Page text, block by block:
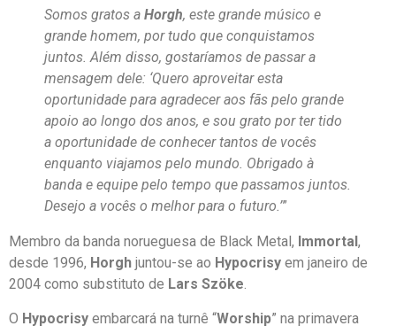
Somos gratos a Horgh, este grande músico e
grande homem, por tudo que conquistamos
juntos. Além disso, gostaríamos de passar a
mensagem dele: ‘Quero aproveitar esta
oportunidade para agradecer aos fãs pelo grande
apoio ao longo dos anos, e sou grato por ter tido
a oportunidade de conhecer tantos de vocês
enquanto viajamos pelo mundo. Obrigado à
banda e equipe pelo tempo que passamos juntos.
Desejo a vocês o melhor para o futuro.’”
Membro da banda norueguesa de Black Metal, Immortal ,
desde 1996, Horgh juntou-se ao Hypocrisy em janeiro de
2004 como substituto de Lars Szöke.
O Hypocrisy embarcará na turnê “Worship” na primavera